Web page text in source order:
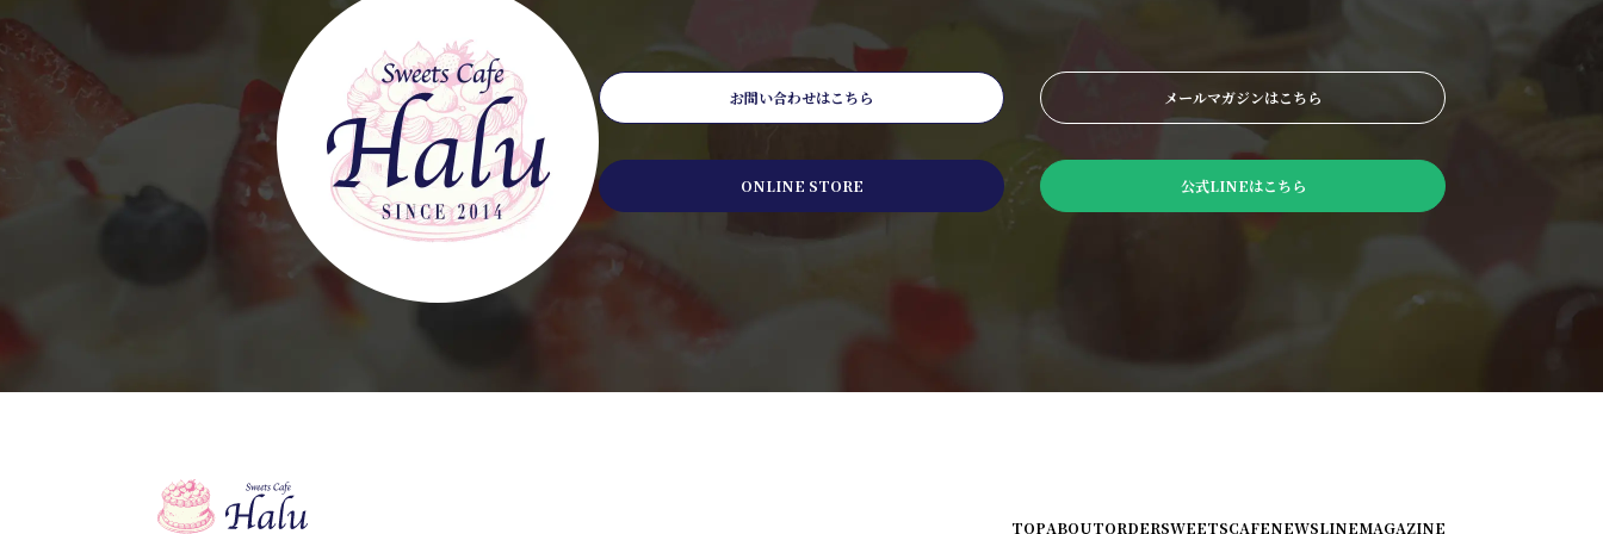
お問い合わせはこちら
ONLINE STORE
メールマガジンはこちら
公式LINEはこちら
TOPABOUTORDERSWEETSCAFENEWSLINEMAGAZINE